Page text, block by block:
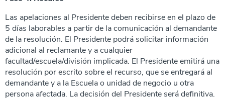
Las apelaciones al Presidente deben recibirse en el plazo de
5 días laborables a partir de la comunicación al demandante
de la resolución. El Presidente podrá solicitar información
adicional al reclamante y a cualquier
facultad/escuela/división implicada. El Presidente emitirá una
resolución por escrito sobre el recurso, que se entregará al
demandante y a la Escuela o unidad de negocio u otra
persona afectada. La decisión del Presidente será definitiva.